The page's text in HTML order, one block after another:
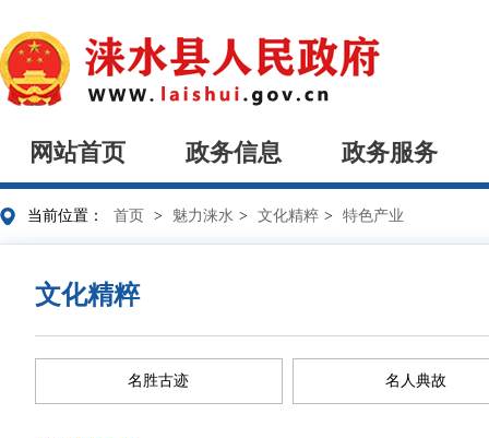
网站首页 政务信息 政务服务
当前位置： 首页 > 魅力涞水 > 文化精粹 > 特色产业
文化精粹
名胜古迹 名人典故